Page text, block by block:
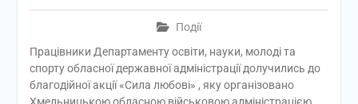
Події
Працівники Департаменту освіти, науки, молоді та
спорту обласної державної адміністрації долучились до
благодійної акції «Сила любові» , яку організовано